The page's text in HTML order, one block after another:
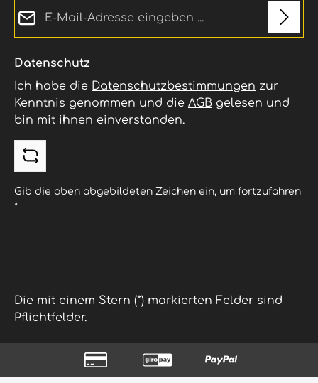
Datenschutz
Ich habe die Datenschutzbestimmungen zur
Kenntnis genommen und die AGB gelesen und
bin mit ihnen einverstanden.
Gib die oben abgebildeten Zeichen ein, um fortzufahren
*
Die mit einem Stern (*) markierten Felder sind
Pflichtfelder.